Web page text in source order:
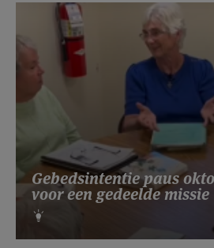
Gebedsintentie paus
voor een gedeelde missie